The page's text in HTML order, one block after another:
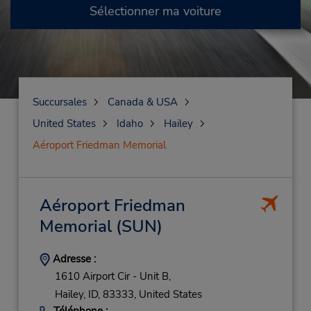
Sélectionner ma voiture
Succursales
Canada & USA
United States
Idaho
Hailey
Aéroport Friedman Memorial
Aéroport Friedman
Memorial(SUN)
Adresse :
1610 Airport Cir - Unit B,
Hailey, ID, 83333, United States